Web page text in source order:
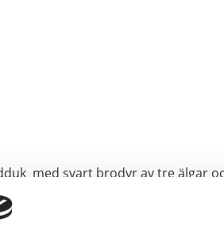
med svart brodyr av tre älgar
särskilt karakteristiskt för